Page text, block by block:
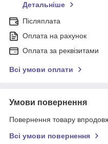
Детальніше
Післяплата
Оплата на рахунок
Оплата за реквізитами
Всі умови оплати
Умови повернення
Повернення товару
Всі умови повернення